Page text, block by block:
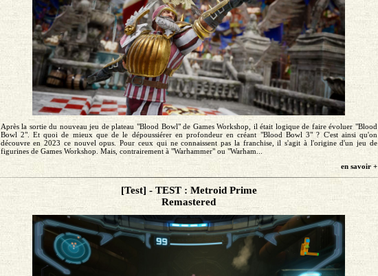
Après la sortie du nouveau jeu de plateau "Blood Bowl" de Games Workshop, il était logique de faire évoluer "Blood
Bowl 2". Et quoi de mieux que de le dépoussiérer en profondeur en créant "Blood Bowl 3" ? C'est ainsi qu'on
découvre en 2023 ce nouvel opus. Pour ceux qui ne connaissent pas la franchise, il s'agit à l'origine d'un jeu de
figurines de Games Workshop. Mais, contrairement à "Warhammer" ou "Warham...
en savoir +
[Test] - TEST : Metroid Prime
Remastered